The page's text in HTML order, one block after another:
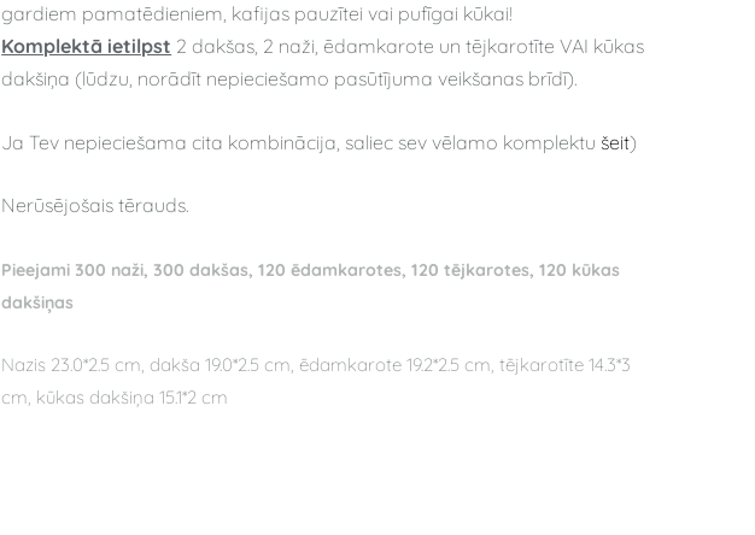
gardiem pamatēdieniem, kafijas pauzītei vai pufīgai kūkai!
Komplektā ietilpst 2 dakšas, 2 naži, ēdamkarote un tējkarotīte VAI kūkas
dakšiņa (lūdzu, norādīt nepieciešamo pasūtījuma veikšanas brīdī).
Ja Tev nepieciešama cita kombinācija, saliec sev vēlamo komplektušeit)
Nerūsējošais tērauds.
Pieejami 300 naži, 300 dakšas, 120 ēdamkarotes, 120 tējkarotes, 120 kūkas
dakšiņas
Nazis 23.0*2.5 cm, dakša 19.0*2.5 cm, ēdamkarote 19.2*2.5 cm, tējkarotīte 14.3*3
cm, kūkas dakšiņa 15.1*2 cm